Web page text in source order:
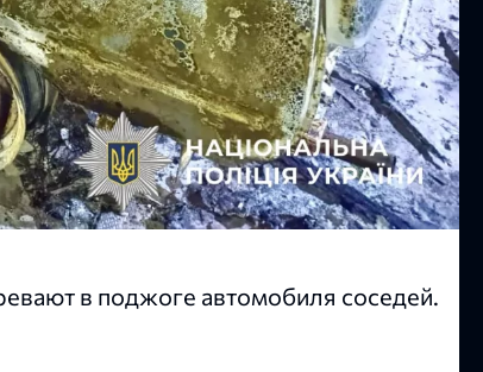
в поджоге автомобиля соседей.